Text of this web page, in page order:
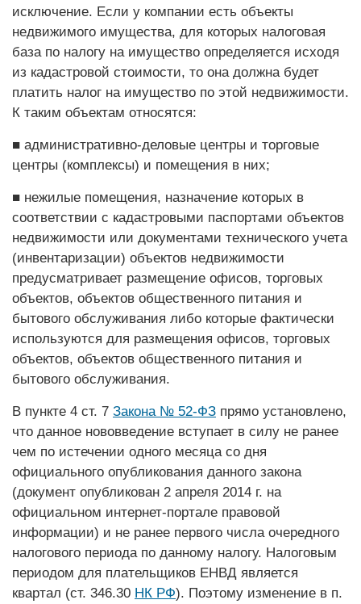
исключение. Если у компании есть объекты
недвижимого имущества, для которых налоговая
база по налогу на имущество определяется исходя
из кадастровой стои­мости, то она должна будет
платить налог на имущество по этой недвижимости.
К таким объектам относятся:
■ административно-деловые центры и торговые
центры (комплексы) и помещения в них;
■ нежилые помещения, назначение которых в
соответствии с кадастровыми пас­портами объектов
недвижимости или документами технического учета
(инвентаризации) объектов недвижимости
предусматривает размещение офисов, торговых
объектов, объектов общественного питания и
бытового обслуживания либо которые фактически
используются для размещения офисов, торговых
объектов, объектов общественного питания и
бытового обслуживания.
В пункте 4 ст. 7 Закона № 52-ФЗ прямо установлено,
что данное нововведение вступает в силу не ранее
чем по истечении одного месяца со дня
официального опубликования данного закона
(документ опубликован 2 апреля 2014 г. на
официальном интернет-портале правовой
информации) и не ранее первого числа очередного
налогового периода по данному налогу. Налоговым
периодом для плательщиков ­ЕНВД является
квартал (ст. 346.30 НК РФ). Поэтому изменение в п.